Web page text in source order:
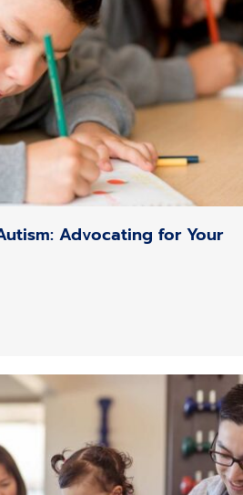
Advocating for Your